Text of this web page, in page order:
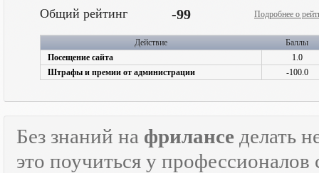
Общий рейтинг -99 Подробнее о
Действие
Баллы
Посещение сайта
1.0
Штрафы и премии от администрации
-100.0
Без знаний на фрилансе делать
это поучиться у